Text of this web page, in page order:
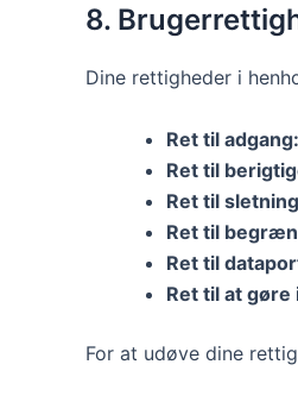
8.
Dine rettigheder i
Ret til adgang:
Ret til
Ret til
Ret til
Ret til
Ret til at gøre
For at udøve dine